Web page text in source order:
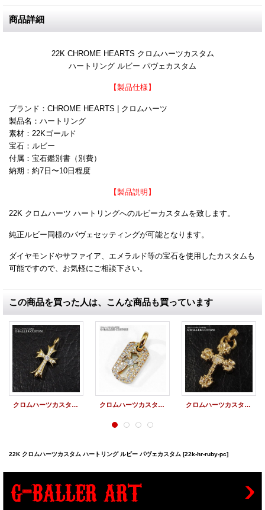
商品詳細
22K CHROME HEARTS クロムハーツカスタム
ハートリング ルビー パヴェカスタム
【製品仕様】
ブランド：CHROME HEARTS | クロムハーツ
製品名：ハートリング
素材：22Kゴールド
宝石：ルビー
付属：宝石鑑別書（別費）
納期：約7日〜10日程度
【製品説明】
22K クロムハーツ ハートリングへのルビーカスタムを致します。
純正ルビー同様のパヴェセッティングが可能となります。
ダイヤモンドやサファイア、エメラルド等の宝石を使用したカスタムも
可能ですので、お気軽にご相談下さい。
この商品を買った人は、こんな商品も買っています
クロムハーツカスタム ファットクロス 22Kメッキ仕上げ クロムハーツカスタム 22Kカットアウトクロスドッグタグ タイニー パヴェダイヤ クロムハーツカスタム フィリグリークロス 22Kメッキ ダイヤ
22K クロムハーツカスタム ハートリング ルビー パヴェカスタム [22k-hr-ruby-pc]